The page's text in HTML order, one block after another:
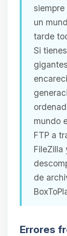
un
tarde
Si
mundo
FTP a
FileZilla
de
Errores